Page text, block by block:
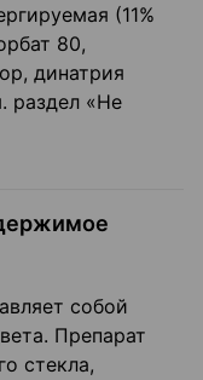
(11%
80,
динатрия
раздел «Не
собой
Препарат
стекла,